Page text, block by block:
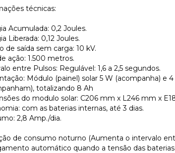
técnicas:
Acumulada: 0,2 Joules.
Liberada: 0,12 Joules.
de saída sem carga: 10 kV.
ação: 1.500 metros.
entre Pulsos: Regulável: 1,6 a 2,5 segundos.
Módulo (painel) solar 5 W (acompanha) e
totalizando 8 Ah
do modulo solar: C206 mm x L246 mm x
com as baterias internas, até 3 dias.
2,8 Amp./dia.
de consumo noturno (Aumenta o intervalo
automático quando a tensão das